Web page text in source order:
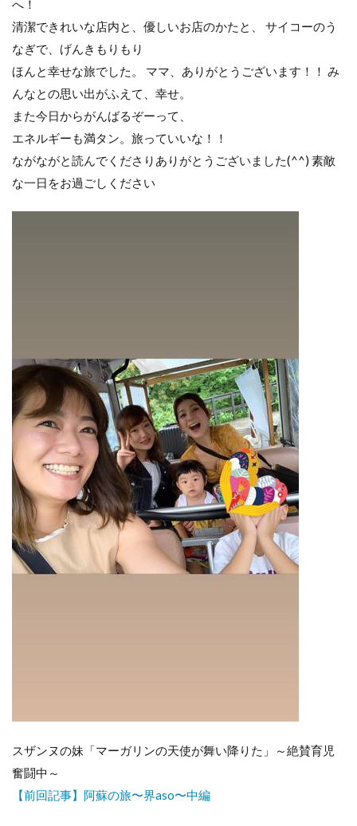
へ！
清潔できれいな店内と、優しいお店のかたと、 サイコーのう
なぎで、げんきもりもり
ほんと幸せな旅でした。 ママ、ありがとうございます！！ み
んなとの思い出がふえて、幸せ。
また今日からがんばるぞーって、
エネルギーも満タン。旅っていいな！！
ながながと読んでくださりありがとうございました(^^) 素敵
な一日をお過ごしください
スザンヌの妹「マーガリンの天使が舞い降りた」～絶賛育児
奮闘中～
【前回記事】阿蘇の旅〜界aso〜中編